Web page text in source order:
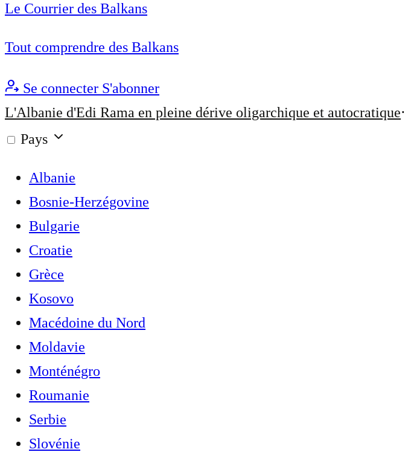
Le Courrier des Balkans
Tout comprendre des Balkans
Se connecter S'abonner
L'Albanie d'Edi Rama en pleine dérive oligarchique et autocratique
Pays
Albanie
Bosnie-Herzégovine
Bulgarie
Croatie
Grèce
Kosovo
Macédoine du Nord
Moldavie
Monténégro
Roumanie
Serbie
Slovénie